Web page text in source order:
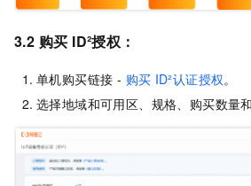
3.2 购买 ID²授权：
单机购买链接 - 购买 ID²认证授权。
选择地域和可用区、规格、购买数量